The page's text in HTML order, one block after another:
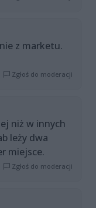
z marketu.
Zgłoś do moderacji
niż w innych
leży dwa
miejsce.
Zgłoś do moderacji